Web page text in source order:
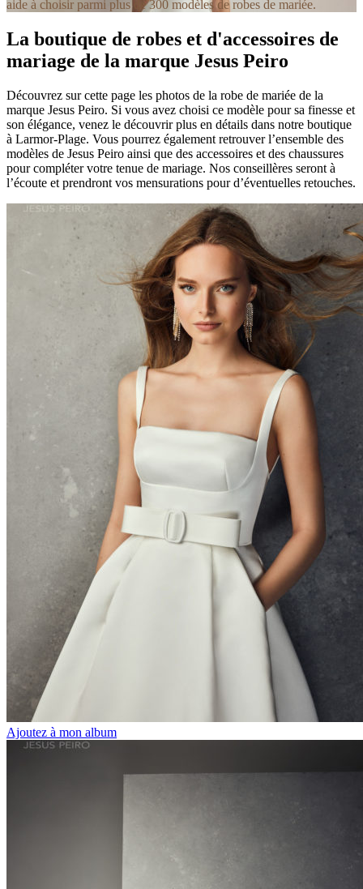
aide à choisir parmi plus de 300 modèles de robes de mariée.
La boutique de robes et d'accessoires de
mariage de la marque Jesus Peiro
Découvrez sur cette page les photos de la robe de mariée de la
marque Jesus Peiro. Si vous avez choisi ce modèle pour sa finesse et
son élégance, venez le découvrir plus en détails dans notre boutique
à Larmor-Plage. Vous pourrez également retrouver l’ensemble des
modèles de Jesus Peiro ainsi que des accessoires et des chaussures
pour compléter votre tenue de mariage. Nos conseillères seront à
l’écoute et prendront vos mensurations pour d’éventuelles retouches.
Ajoutez à mon album